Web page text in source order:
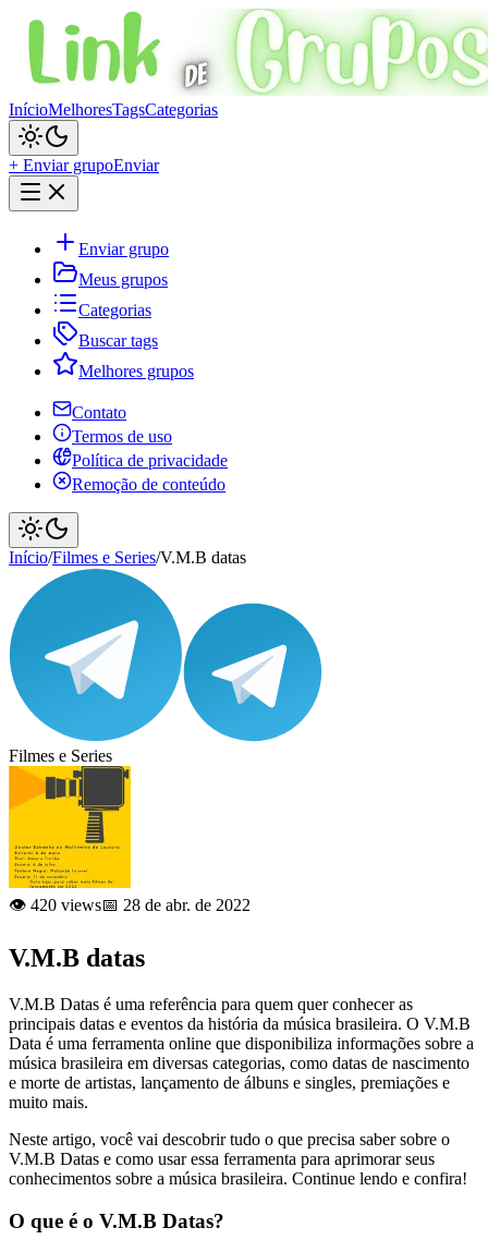
InícioMelhoresTagsCategorias
+ Enviar grupoEnviar
Enviar grupo
Meus grupos
Categorias
Buscar tags
Melhores grupos
Contato
Termos de uso
Política de privacidade
Remoção de conteúdo
Início/Filmes e Series/V.M.B datas
Filmes e Series
👁️ 420 views📅 28 de abr. de 2022
V.M.B datas
V.M.B Datas é uma referência para quem quer conhecer as
principais datas e eventos da história da música brasileira. O V.M.B
Data é uma ferramenta online que disponibiliza informações sobre a
música brasileira em diversas categorias, como datas de nascimento
e morte de artistas, lançamento de álbuns e singles, premiações e
muito mais.
Neste artigo, você vai descobrir tudo o que precisa saber sobre o
V.M.B Datas e como usar essa ferramenta para aprimorar seus
conhecimentos sobre a música brasileira. Continue lendo e confira!
O que é o V.M.B Datas?